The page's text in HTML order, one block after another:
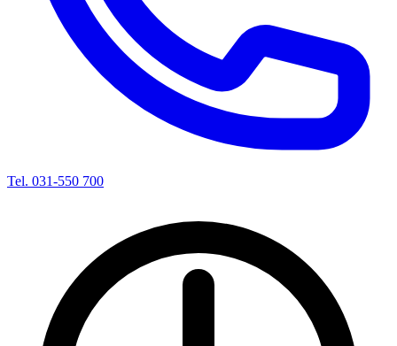
Tel. 031-550 700